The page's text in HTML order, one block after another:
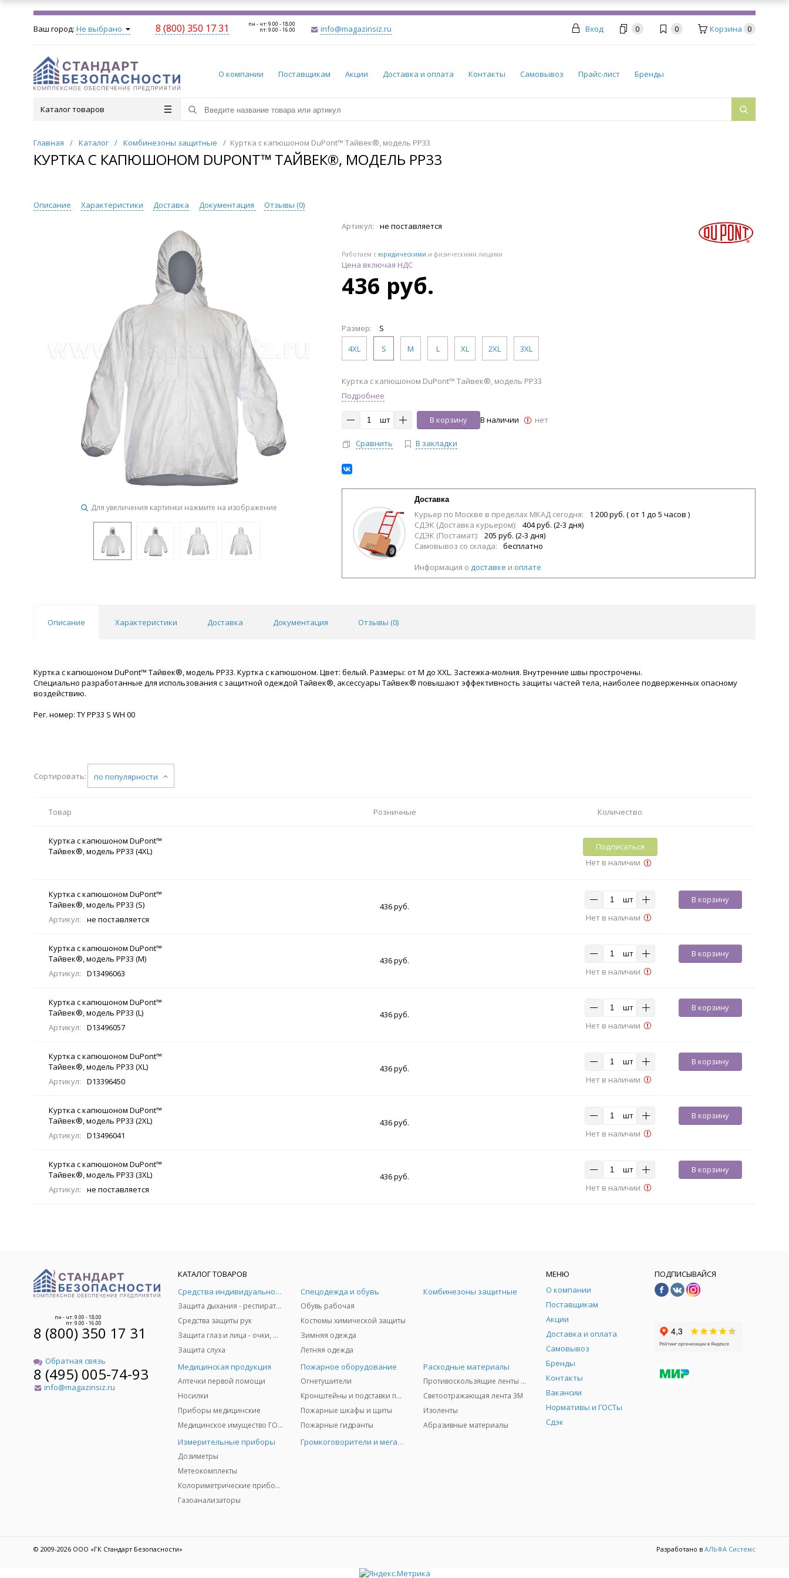
Ваш город: Не выбрано 8 (800) 350 17 31 пн - чт: 9.00 - 18.00
пт: 9.00 - 16.00 info@magazinsiz.ru Вход 0 0 Корзина 0
О компании Поставщикам Акции Доставка и оплата Контакты Самовывоз Прайс-лист Бренды
Каталог товаров
Главная / Каталог / Комбинезоны защитные / Куртка с капюшоном DuPont™ Тайвек®, модель PP33
КУРТКА С КАПЮШОНОМ DUPONT™ ТАЙВЕК®, МОДЕЛЬ PP33
Описание Характеристики Доставка Документация Отзывы (0)
Для увеличения картинки нажмите на изображение
Артикул: не поставляется
Работаем с юридическими и физическими лицами
Цена включая НДС
436 руб.
Размер:
S
4XL
S M L XL 2XL 3XL
Куртка с капюшоном DuPont™ Тайвек®, модель PP33
Подробнее
шт В корзину В наличии нет
Сравнить В закладки
Доставка
Курьер по Москве в пределах МКАД сегодня:
1 200 руб. ( от 1 до 5 часов )
СДЭК (Доставка курьером):
404 руб. (2-3 дня)
СДЭК (Постамат):
205 руб. (2-3 дня)
Самовывоз со склада:
бесплатно
Информация о доставке и оплате
Описание Характеристики Доставка Документация Отзывы (0)
Куртка с капюшоном DuPont™ Тайвек®, модель PP33. Куртка с капюшоном. Цвет: белый. Размеры: от М до XXL. Застежка-молния. Внутренние швы прострочены.
Специально разработанные для использования с защитной одеждой Тайвек®, аксессуары Тайвек® повышают эффективность защиты частей тела, наиболее подверженных опасному
воздействию.
Рег. номер: TY PP33 S WH 00
Сортировать: по популярности
Товар Розничные Количество
Куртка с капюшоном DuPont™
Тайвек®, модель PP33 (4XL)
Подписаться
Нет в наличии
Куртка с капюшоном DuPont™
Тайвек®, модель PP33 (S)
Артикул:
не поставляется
436 руб.
шт
В корзину
Нет в наличии
Куртка с капюшоном DuPont™
Тайвек®, модель PP33 (M)
Артикул:
D13496063
436 руб.
шт
В корзину
Нет в наличии
Куртка с капюшоном DuPont™
Тайвек®, модель PP33 (L)
Артикул:
D13496057
436 руб.
шт
В корзину
Нет в наличии
Куртка с капюшоном DuPont™
Тайвек®, модель PP33 (XL)
Артикул:
D13396450
436 руб.
шт
В корзину
Нет в наличии
Куртка с капюшоном DuPont™
Тайвек®, модель PP33 (2XL)
Артикул:
D13496041
436 руб.
шт
В корзину
Нет в наличии
Куртка с капюшоном DuPont™
Тайвек®, модель PP33 (3XL)
Артикул:
не поставляется
436 руб.
шт
В корзину
Нет в наличии
пн - чт: 9.00 - 18.00
пт: 9.00 - 16.00
8 (800) 350 17 31
Обратная связь
8 (495) 005-74-93
info@magazinsiz.ru
КАТАЛОГ ТОВАРОВ
Средства индивидуальной защиты
Защита дыхания - респираторы, противогазы, фильтры, дозиметры
Средства защиты рук
Защита глаз и лица - очки, щитки
Защита слуха
Спецодежда и обувь
Обувь рабочая
Костюмы химической защиты
Зимняя одежда
Летняя одежда
Комбинезоны защитные
Медицинская продукция
Аптечки первой помощи
Носилки
Приборы медицинские
Медицинское имущество ГО и ЧС
Пожарное оборудование
Огнетушители
Кронштейны и подставки под огнетушители
Пожарные шкафы и щиты
Пожарные гидранты
Расходные материалы
Противоскользящие ленты 3М
Светоотражающая лента 3M
Изоленты
Абразивные материалы
Измерительные приборы
Дозиметры
Метеокомплекты
Колориметрические приборы
Газоанализаторы
Громкоговорители и мегафоны
МЕНЮ
О компании
Поставщикам
Акции
Доставка и оплата
Самовывоз
Бренды
Контакты
Вакансии
Нормативы и ГОСТы
Сдэк
ПОДПИСЫВАЙСЯ
© 2009-2026 ООО «ГК Стандарт Безопасности» Разработано в АЛЬФА Системс